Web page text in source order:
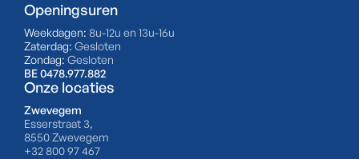
Openingsuren
Weekdagen: 8u-12u en 13u-16u
Zaterdag: Gesloten
Zondag: Gesloten
BE 0478.977.882
Onze locaties
Zwevegem
Esserstraat 3,
8550 Zwevegem
+32 800 97 467